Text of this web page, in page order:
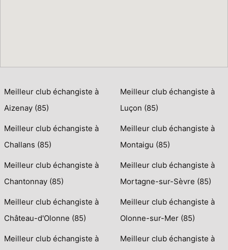
Meilleur club échangiste à
Aizenay (85)
Meilleur club échangiste à
Challans (85)
Meilleur club échangiste à
Chantonnay (85)
Meilleur club échangiste à
Château-d'Olonne (85)
Meilleur club échangiste à
Meilleur club échangiste à
Luçon (85)
Meilleur club échangiste à
Montaigu (85)
Meilleur club échangiste à
Mortagne-sur-Sèvre (85)
Meilleur club échangiste à
Olonne-sur-Mer (85)
Meilleur club échangiste à